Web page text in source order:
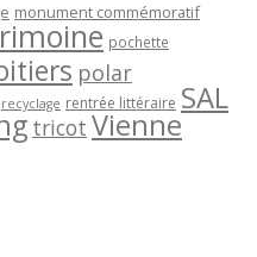
monument commémoratif
pochette
polar
recyclage rentrée littéraire SAL
tricot Vienne